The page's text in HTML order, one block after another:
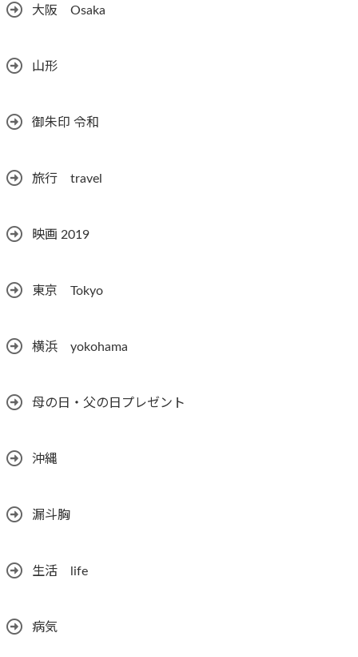
大阪 Osaka
山形
御朱印 令和
旅行 travel
映画 2019
東京 Tokyo
横浜 yokohama
母の日・父の日プレゼント
沖縄
漏斗胸
生活 life
病気